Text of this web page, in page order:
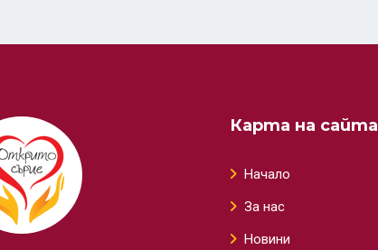
Карта на сайта
Начало
За нас
Новини